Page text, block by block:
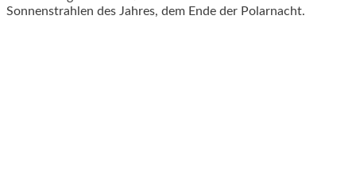
Sonnenstrahlen des Jahres, dem Ende der Polarnacht.